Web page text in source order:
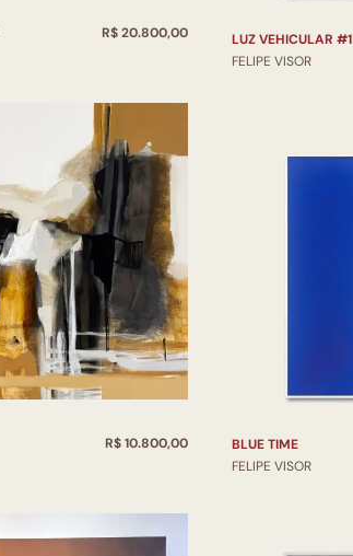
R$ 20.800,00
R$ 10.800,00
LUZ VEHICULAR #1
FELIPE VISOR
BLUE TIME
FELIPE VISOR